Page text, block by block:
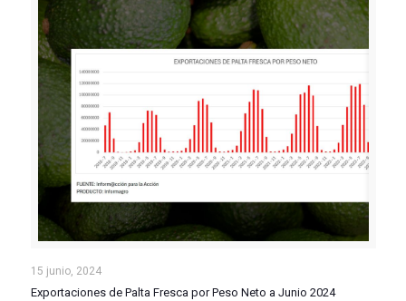
Exportaciones de Palta Fresca por Peso Neto a Junio
15 junio, 2024
Exportaciones de Palta Fresca por Peso Neto a Junio 2024